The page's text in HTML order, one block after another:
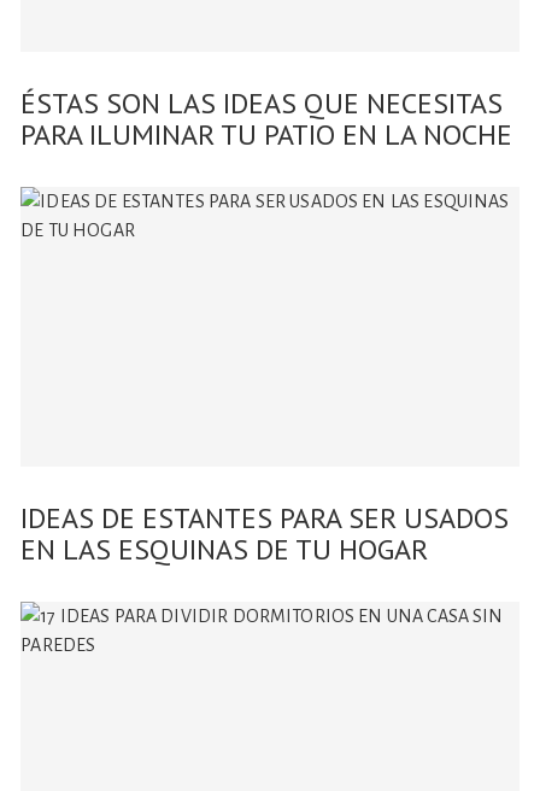
ÉSTAS SON LAS IDEAS QUE NECESITAS
PARA ILUMINAR TU PATIO EN LA NOCHE
IDEAS DE ESTANTES PARA SER USADOS
EN LAS ESQUINAS DE TU HOGAR